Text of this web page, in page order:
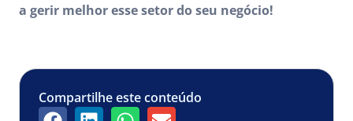
a gerir melhor esse setor do seu negócio!
Compartilhe este conteúdo